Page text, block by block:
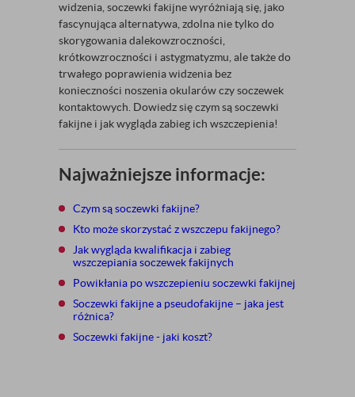
widzenia, soczewki fakijne wyróżniają się, jako
fascynująca alternatywa, zdolna nie tylko do
skorygowania dalekowzroczności,
krótkowzroczności i astygmatyzmu, ale także do
trwałego poprawienia widzenia bez
konieczności noszenia okularów czy soczewek
kontaktowych. Dowiedz się czym są soczewki
fakijne i jak wygląda zabieg ich wszczepienia!
Najważniejsze informacje:
Czym są soczewki fakijne?
Kto może skorzystać z wszczepu fakijnego?
Jak wygląda kwalifikacja i zabieg
wszczepiania soczewek fakijnych
Powikłania po wszczepieniu soczewki fakijnej
Soczewki fakijne a pseudofakijne – jaka jest
różnica?
Soczewki fakijne - jaki koszt?